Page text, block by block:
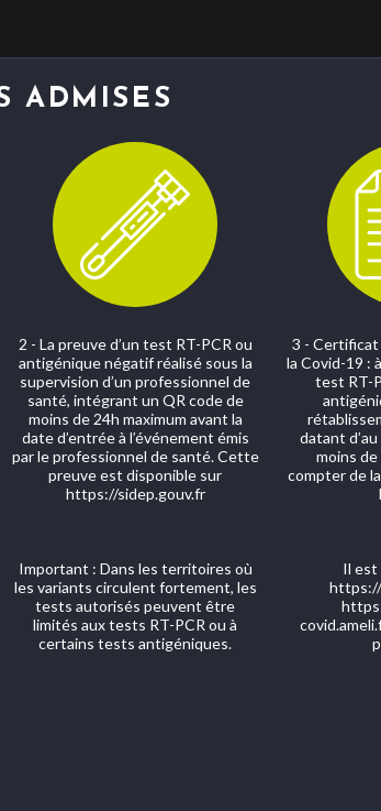
ADMISES
2 - La preuve d’un test RT-PCR ou
antigénique négatif réalisé sous la
supervision d’un professionnel de
santé, intégrant un QR code de
moins de 24h maximum avant la
date d’entrée à l’événement émis
par le professionnel de santé. Cette
preuve est disponible sur
https://sidep.gouv.fr
Important : Dans les territoires où
les variants circulent fortement, les
tests autorisés peuvent être
limités aux tests RT-PCR ou à
certains tests antigéniques.
3 -
la Covid-19 :
test RT-
datant
moins de
compter de
Il est
https://